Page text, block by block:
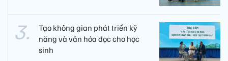
Tạo không gian phát triển kỹ
năng và văn hóa đọc cho học
sinh